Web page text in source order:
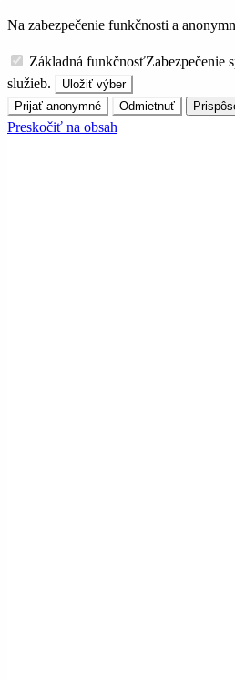
Na zabezpečenie funkčnosti a
Základná funkčnosťZabezpečenie
služieb.
Uložiť výber
Prijať anonymné
Odmietnuť
Preskočiť na obsah